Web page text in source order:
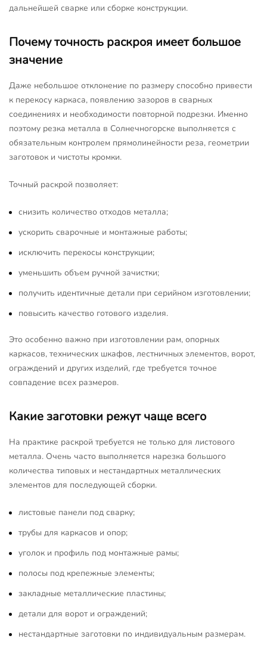
дальнейшей сварке или сборке конструкции.
Почему точность раскроя имеет большое
значение
Даже небольшое отклонение по размеру способно привести
к перекосу каркаса, появлению зазоров в сварных
соединениях и необходимости повторной подрезки. Именно
поэтому резка металла в Солнечногорске выполняется с
обязательным контролем прямолинейности реза, геометрии
заготовок и чистоты кромки.
Точный раскрой позволяет:
снизить количество отходов металла;
ускорить сварочные и монтажные работы;
исключить перекосы конструкции;
уменьшить объем ручной зачистки;
получить идентичные детали при серийном изготовлении;
повысить качество готового изделия.
Это особенно важно при изготовлении рам, опорных
каркасов, технических шкафов, лестничных элементов, ворот,
ограждений и других изделий, где требуется точное
совпадение всех размеров.
Какие заготовки режут чаще всего
На практике раскрой требуется не только для листового
металла. Очень часто выполняется нарезка большого
количества типовых и нестандартных металлических
элементов для последующей сборки.
листовые панели под сварку;
трубы для каркасов и опор;
уголок и профиль под монтажные рамы;
полосы под крепежные элементы;
закладные металлические пластины;
детали для ворот и ограждений;
нестандартные заготовки по индивидуальным размерам.